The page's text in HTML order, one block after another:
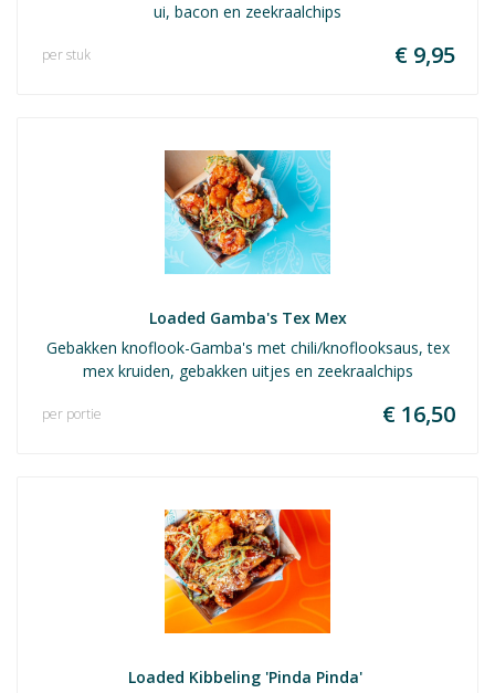
ui, bacon en zeekraalchips
€ 9,95
per stuk
Loaded Gamba's Tex Mex
Gebakken knoflook-Gamba's met chili/knoflooksaus, tex
mex kruiden, gebakken uitjes en zeekraalchips
€ 16,50
per portie
Loaded Kibbeling 'Pinda Pinda'